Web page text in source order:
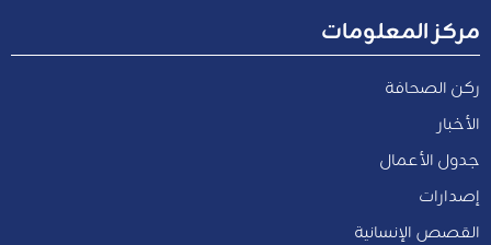
مركز المعلومات
ركن الصحافة
الأخبار
جدول الأعمال
إصدارات
القصص الإنسانية